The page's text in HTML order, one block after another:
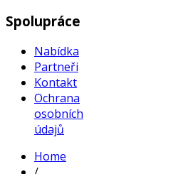
Spolupráce
Nabídka
Partneři
Kontakt
Ochrana
osobních
údajů
Home